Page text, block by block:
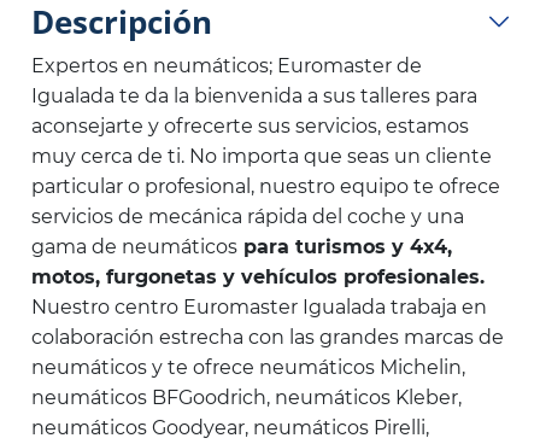
Descripción
Expertos en neumáticos; Euromaster de
Igualada te da la bienvenida a sus talleres para
aconsejarte y ofrecerte sus servicios, estamos
muy cerca de ti. No importa que seas un cliente
particular o profesional, nuestro equipo te ofrece
servicios de mecánica rápida del coche y una
gama de neumáticos para turismos y 4x4,
motos, furgonetas y vehículos profesionales.
Nuestro centro Euromaster Igualada trabaja en
colaboración estrecha con las grandes marcas de
neumáticos y te ofrece neumáticos Michelin,
neumáticos BFGoodrich, neumáticos Kleber,
neumáticos Goodyear, neumáticos Pirelli,